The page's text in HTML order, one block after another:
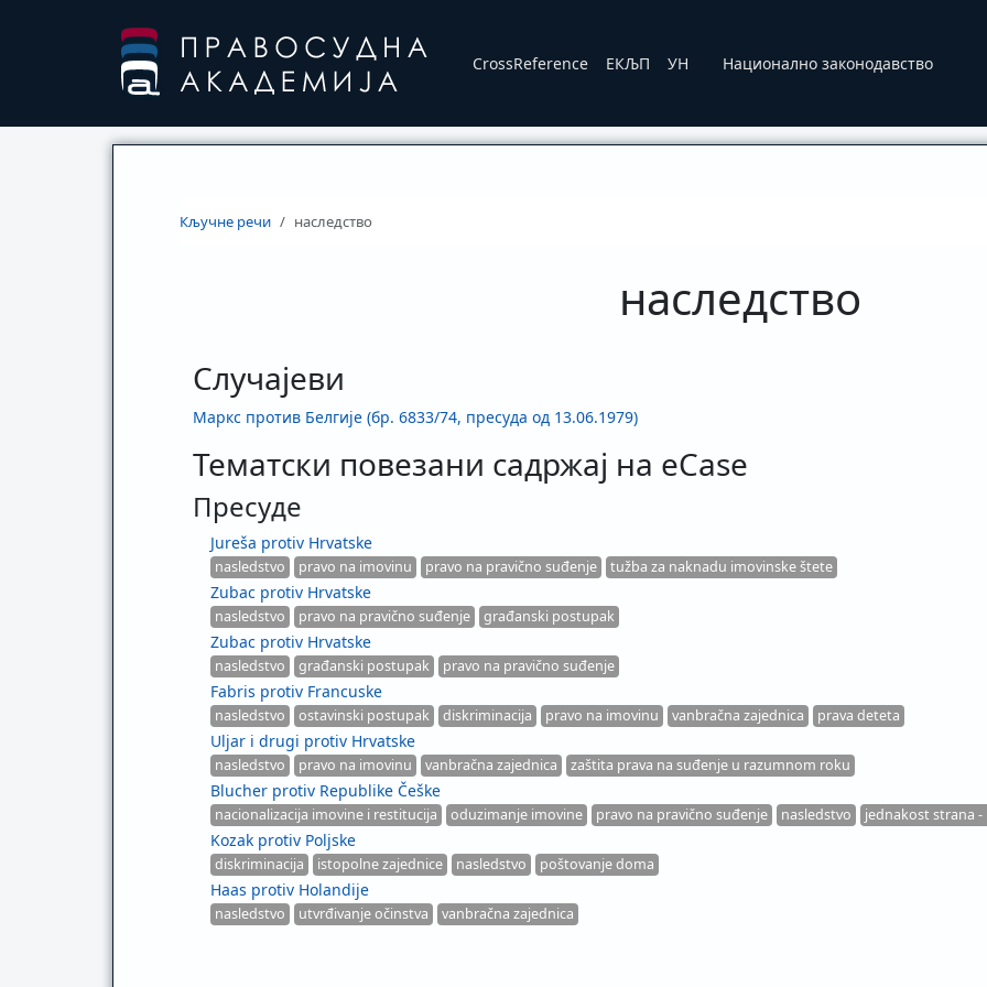
CrossReference ЕКЉП УН Национално законодавство
Кључне речи наследство
наследство
Случајеви
Маркс против Белгије (бр. 6833/74, пресуда од 13.06.1979)
Тематски повезани садржај на eCase
Пресуде
Jureša protiv Hrvatske
nasledstvo pravo na imovinu pravo na pravično suđenje tužba za naknadu imovinske štete
Zubac protiv Hrvatske
nasledstvo pravo na pravično suđenje građanski postupak
Zubac protiv Hrvatske
nasledstvo građanski postupak pravo na pravično suđenje
Fabris protiv Francuske
nasledstvo ostavinski postupak diskriminacija pravo na imovinu vanbračna zajednica prava deteta
Uljar i drugi protiv Hrvatske
nasledstvo pravo na imovinu vanbračna zajednica zaštita prava na suđenje u razumnom roku
Blucher protiv Republike Češke
nacionalizacija imovine i restitucija oduzimanje imovine pravo na pravično suđenje nasledstvo jednakost strana
Kozak protiv Poljske
diskriminacija istopolne zajednice nasledstvo poštovanje doma
Haas protiv Holandije
nasledstvo utvrđivanje očinstva vanbračna zajednica